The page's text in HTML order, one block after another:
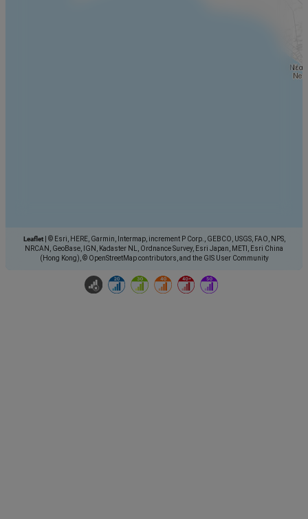
Leaflet
© Esri, HERE, Garmin, Intermap, increment P Corp., GEBCO, USGS, FAO, NPS,
NRCAN, GeoBase, IGN, Kadaster NL, Ordnance Survey, Esri Japan, METI, Esri China
(Hong Kong), © OpenStreetMap contributors, and the GIS User Community